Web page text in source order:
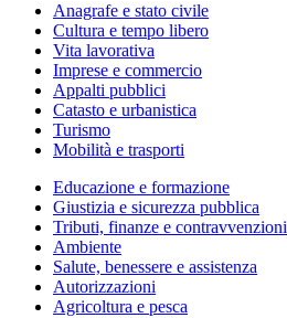
Anagrafe e stato civile
Cultura e tempo libero
Vita lavorativa
Imprese e commercio
Appalti pubblici
Catasto e urbanistica
Turismo
Mobilità e trasporti
Educazione e formazione
Giustizia e sicurezza pubblica
Tributi, finanze e contravvenzioni
Ambiente
Salute, benessere e assistenza
Autorizzazioni
Agricoltura e pesca